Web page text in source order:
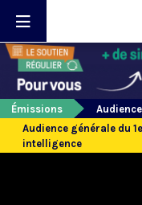
Émissions
Audience générale du
intelligence